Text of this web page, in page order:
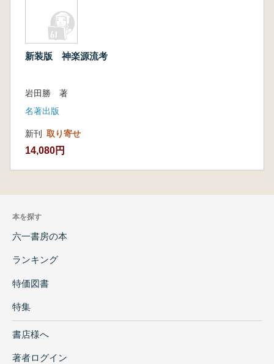
新装版 神楽源流考
岩田勝 著
名著出版
新刊 取り寄せ
14,080円
本を探す
六一書房の本
ランキング
特価図書
特集
書店様へ
著者ログイン